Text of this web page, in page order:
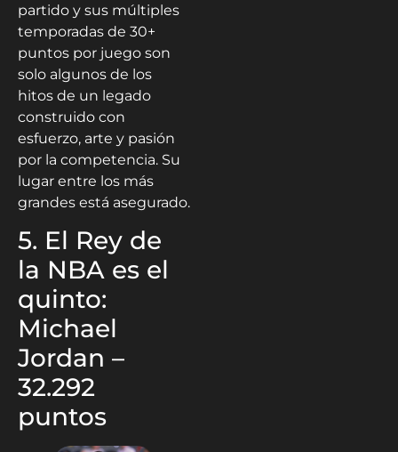
partido y sus múltiples
temporadas de 30+
puntos por juego son
solo algunos de los
hitos de un legado
construido con
esfuerzo, arte y pasión
por la competencia. Su
lugar entre los más
grandes está asegurado.
5. El Rey de
la NBA es el
quinto:
Michael
Jordan –
32.292
puntos